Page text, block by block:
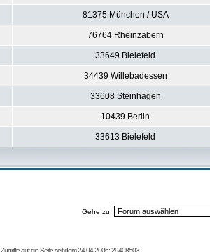
81375 München / USA
76764 Rheinzabern
33649 Bielefeld
34439 Willebadessen
33608 Steinhagen
10439 Berlin
33613 Bielefeld
Gehe zu:
Zugriffe auf die Seite seit dem 24.04.2006: 29408503